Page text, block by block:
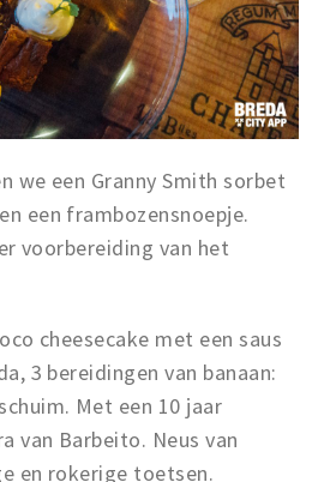
we een Granny Smith sorbet
een frambozensnoepje.
voorbereiding van het
cheesecake met een saus
3 bereidingen van banaan:
Met een 10 jaar
van Barbeito. Neus van
en rokerige toetsen.